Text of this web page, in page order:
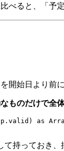
べると、「予
開始日より前
ものだけで全
as
て持っておき